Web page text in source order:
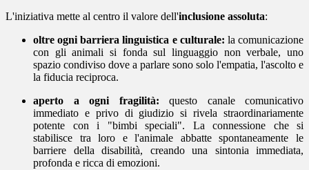
L'iniziativa mette al centro il valore dell'inclusione assoluta:
oltre ogni barriera linguistica e culturale: la comunicazione
con gli animali si fonda sul linguaggio non verbale, uno
spazio condiviso dove a parlare sono solo l'empatia, l'ascolto e
la fiducia reciproca.
aperto a ogni fragilità: questo canale comunicativo
immediato e privo di giudizio si rivela straordinariamente
potente con i "bimbi speciali". La connessione che si
stabilisce tra loro e l'animale abbatte spontaneamente le
barriere della disabilità, creando una sintonia immediata,
profonda e ricca di emozioni.